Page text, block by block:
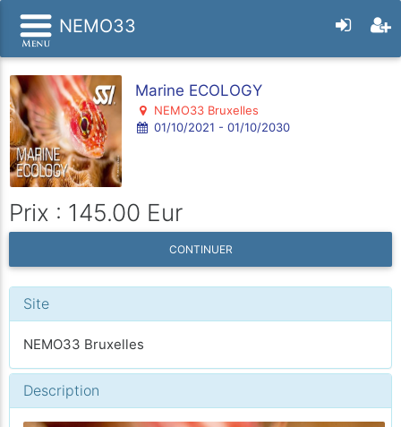
NEMO33
Marine ECOLOGY
NEMO33 Bruxelles
01/10/2021 - 01/10/2030
Prix : 145.00 Eur
CONTINUER
Site
NEMO33 Bruxelles
Description